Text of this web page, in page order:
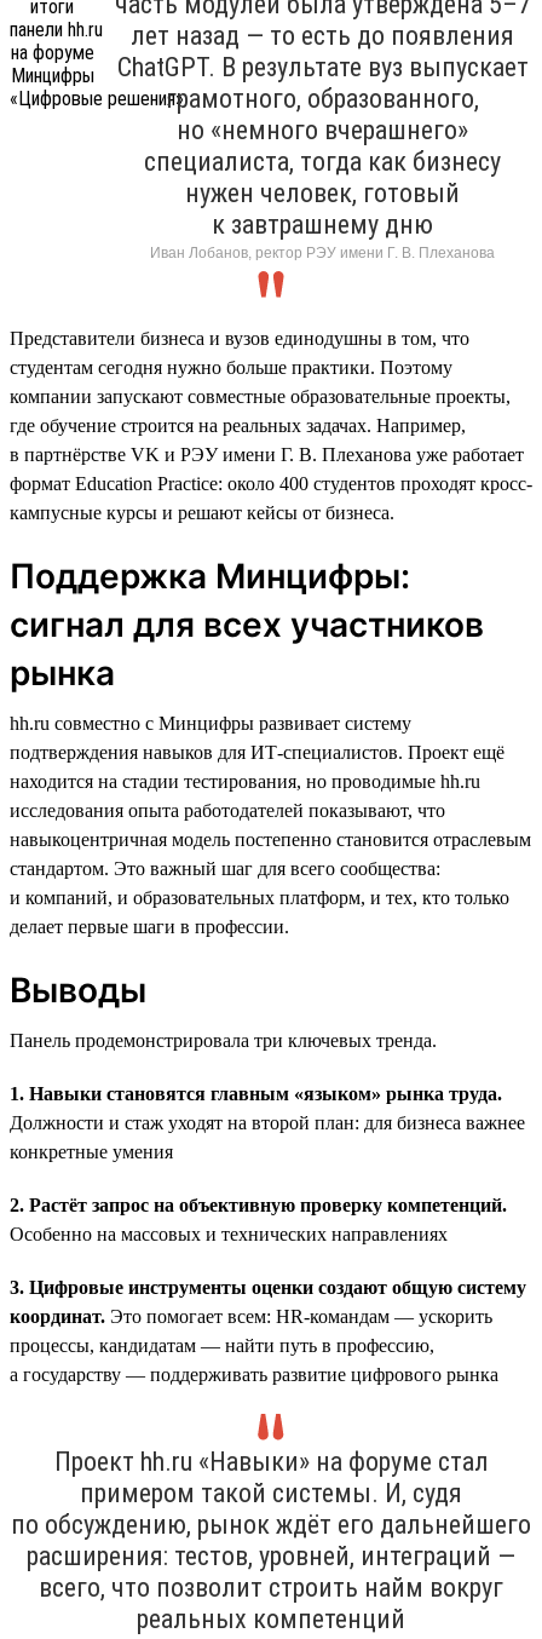
лет назад — то есть до появления
ChatGPT. В результате вуз выпускает
грамотного, образованного,
но «немного вчерашнего»
специалиста, тогда как бизнесу
нужен человек, готовый
к завтрашнему дню
Иван Лобанов, ректор РЭУ имени Г. В. Плеханова
Представители бизнеса и вузов единодушны в том, что
студентам сегодня нужно больше практики. Поэтому
компании запускают совместные образовательные проекты,
где обучение строится на реальных задачах. Например,
в партнёрстве VK и РЭУ имени Г. В. Плеханова уже работает
формат Education Practice: около 400 студентов проходят кросс-
кампусные курсы и решают кейсы от бизнеса.
Поддержка Минцифры:
сигнал для всех участников
рынка
hh.ru совместно с Минцифры развивает систему
подтверждения навыков для ИТ-специалистов. Проект ещё
находится на стадии тестирования, но проводимые hh.ru
исследования опыта работодателей показывают, что
навыкоцентричная модель постепенно становится отраслевым
стандартом. Это важный шаг для всего сообщества:
и компаний, и образовательных платформ, и тех, кто только
делает первые шаги в профессии.
Выводы
Панель продемонстрировала три ключевых тренда.
1. Навыки становятся главным «языком» рынка труда.
Должности и стаж уходят на второй план: для бизнеса важнее
конкретные умения
2. Растёт запрос на объективную проверку компетенций.
Особенно на массовых и технических направлениях
3. Цифровые инструменты оценки создают общую систему
координат. Это помогает всем: HR-командам — ускорить
процессы, кандидатам — найти путь в профессию,
а государству — поддерживать развитие цифрового рынка
Проект hh.ru «Навыки» на форуме стал
примером такой системы. И, судя
по обсуждению, рынок ждёт его дальнейшего
расширения: тестов, уровней, интеграций —
всего, что позволит строить найм вокруг
реальных компетенций